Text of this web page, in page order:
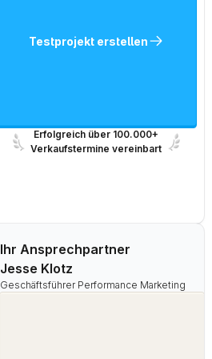
Testprojekt erstellen
Erfolgreich über 100.000+
Verkaufstermine vereinbart
Ihr Ansprechpartner
Jesse Klotz
Geschäftsführer Performance Marketing